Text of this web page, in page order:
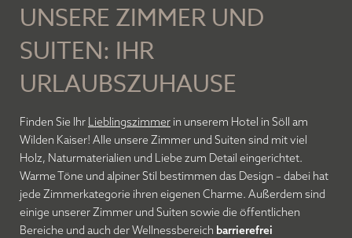
UNSERE ZIMMER UND
SUITEN: IHR
URLAUBSZUHAUSE
Finden Sie Ihr Lieblingszimmer in unserem Hotel in Söll am
Wilden Kaiser! Alle unsere Zimmer und Suiten sind mit viel
Holz, Naturmaterialien und Liebe zum Detail eingerichtet.
Warme Töne und alpiner Stil bestimmen das Design – dabei hat
jede Zimmerkategorie ihren eigenen Charme. Außerdem sind
einige unserer Zimmer und Suiten sowie die öffentlichen
Bereiche und auch der Wellnessbereich barrierefrei